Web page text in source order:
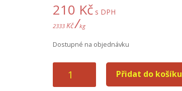
210 Kč s DPH
2333Kč/kg
Dostupné na objednávku
česnek
Přidat do košíku